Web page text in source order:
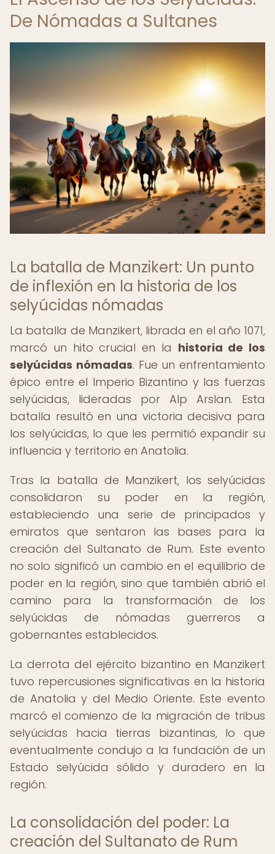
De Nómadas a Sultanes
La batalla de Manzikert: Un punto
de inflexión en la historia de los
selyúcidas nómadas
La batalla de Manzikert, librada en el año 1071,
marcó un hito crucial en la historia de los
selyúcidas nómadas. Fue un enfrentamiento
épico entre el Imperio Bizantino y las fuerzas
selyúcidas, lideradas por Alp Arslan. Esta
batalla resultó en una victoria decisiva para
los selyúcidas, lo que les permitió expandir su
influencia y territorio en Anatolia.
Tras la batalla de Manzikert, los selyúcidas
consolidaron su poder en la región,
estableciendo una serie de principados y
emiratos que sentaron las bases para la
creación del Sultanato de Rum. Este evento
no solo significó un cambio en el equilibrio de
poder en la región, sino que también abrió el
camino para la transformación de los
selyúcidas de nómadas guerreros a
gobernantes establecidos.
La derrota del ejército bizantino en Manzikert
tuvo repercusiones significativas en la historia
de Anatolia y del Medio Oriente. Este evento
marcó el comienzo de la migración de tribus
selyúcidas hacia tierras bizantinas, lo que
eventualmente condujo a la fundación de un
Estado selyúcida sólido y duradero en la
región.
La consolidación del poder: La
creación del Sultanato de Rum